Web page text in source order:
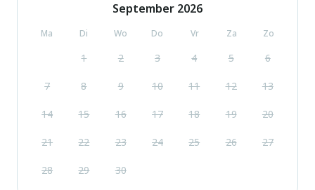
September 2026
Ma Di Wo Do Vr Za Zo
1 2 3 4 5 6
7 8 9 10 11 12 13
14 15 16 17 18 19 20
21 22 23 24 25 26 27
28 29 30